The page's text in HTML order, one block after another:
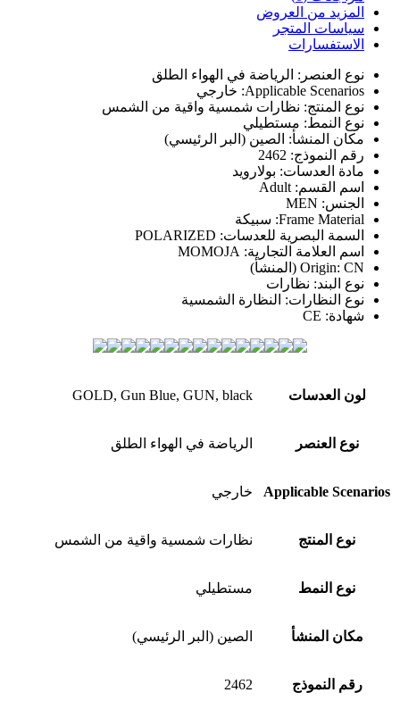
المزيد من العروض
سياسات المتجر
الاستفسارات
نوع العنصر: الرياضة في الهواء الطلق
Applicable Scenarios: خارجي
نوع المنتج: نظارات شمسية واقية من الشمس
نوع النمط: مستطيلي
مكان المنشأ: الصين (البر الرئيسي)
رقم النموذج: 2462
مادة العدسات: بولارويد
اسم القسم: Adult
الجنس: MEN
Frame Material: سبيكة
السمة البصرية للعدسات: POLARIZED
اسم العلامة التجارية: MOMOJA
Origin: CN (المنشأ)
نوع البند: نظارات
نوع النظارات: النظارة الشمسية
شهادة: CE
لون العدسات GOLD, Gun Blue, GUN, black
نوع العنصر الرياضة في الهواء الطلق
Applicable Scenarios خارجي
نوع المنتج نظارات شمسية واقية من الشمس
نوع النمط مستطيلي
مكان المنشأ الصين (البر الرئيسي)
رقم النموذج 2462